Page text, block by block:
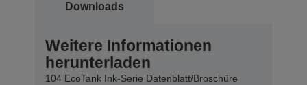
Downloads
Weitere Informationen
herunterladen
104 EcoTank Ink-Serie Datenblatt/Broschüre